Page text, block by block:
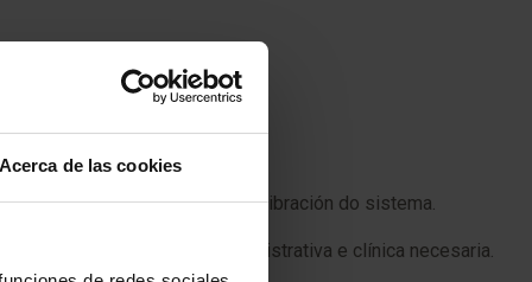
Acerca de las cookies
e da correcta calibración do sistema.
realizar a preparación administrativa e clínica necesaria.